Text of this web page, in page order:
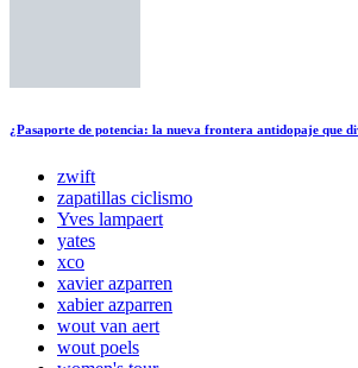
¿Pasaporte de potencia: la nueva frontera antidopaje que
zwift
zapatillas ciclismo
Yves lampaert
yates
xco
xavier azparren
xabier azparren
wout van aert
wout poels